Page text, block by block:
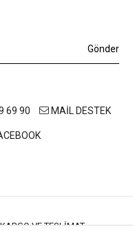
Gönder
69 90 MAİL DESTEK
KARGO VE TESLIMAT